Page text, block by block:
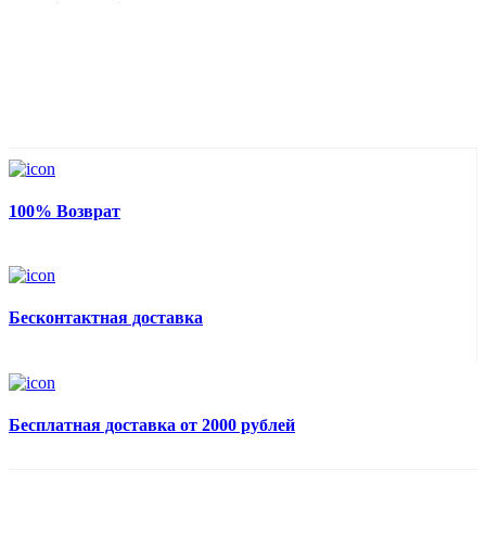
100% Возврат
Бесконтактная доставка
Бесплатная доставка от 2000 рублей